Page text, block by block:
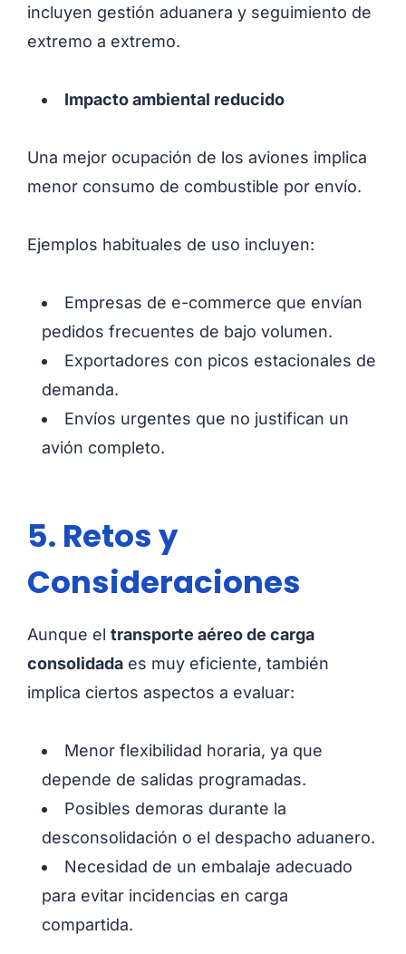
incluyen gestión aduanera y seguimiento de
extremo a extremo.
Impacto ambiental reducido
Una mejor ocupación de los aviones implica
menor consumo de combustible por envío.
Ejemplos habituales de uso incluyen:
Empresas de e-commerce que envían
pedidos frecuentes de bajo volumen.
Exportadores con picos estacionales de
demanda.
Envíos urgentes que no justifican un
avión completo.
5. Retos y
Consideraciones
Aunque el transporte aéreo de carga
consolidada es muy eficiente, también
implica ciertos aspectos a evaluar:
Menor flexibilidad horaria, ya que
depende de salidas programadas.
Posibles demoras durante la
desconsolidación o el despacho aduanero.
Necesidad de un embalaje adecuado
para evitar incidencias en carga
compartida.